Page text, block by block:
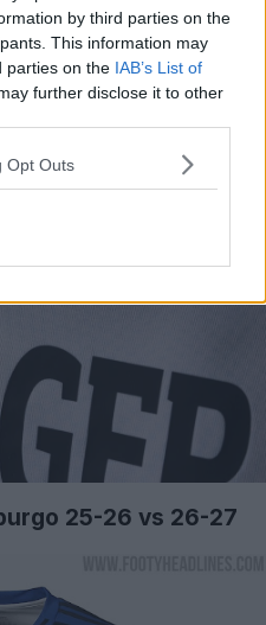
by third parties on the
This information may
parties on the IAB’s List of
further disclose it to other
Opt Outs
25-26 vs 26-27